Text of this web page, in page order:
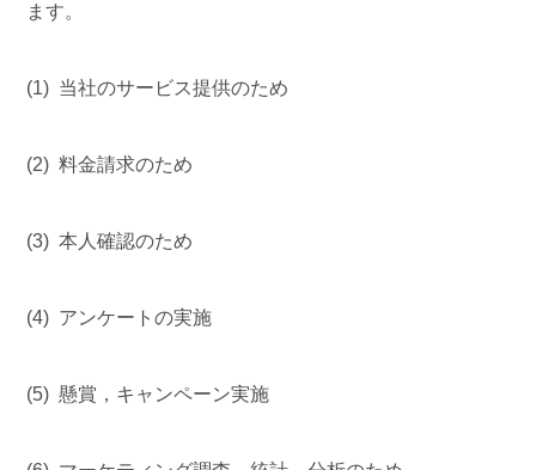
ます。
(1) 当社のサービス提供のため
(2) 料金請求のため
(3) 本人確認のため
(4) アンケートの実施
(5) 懸賞，キャンペーン実施